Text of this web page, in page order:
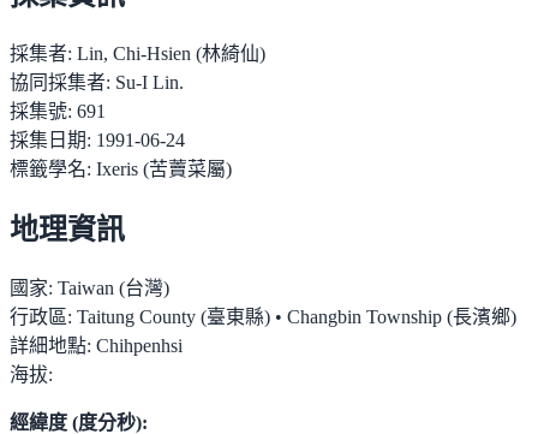
採集者: Lin, Chi-Hsien (林綺仙)
協同採集者: Su-I Lin.
採集號: 691
採集日期: 1991-06-24
標籤學名: Ixeris (苦藚菜屬)
地理資訊
國家: Taiwan (台灣)
行政區: Taitung County (臺東縣) • Changbin Township (長濱鄉)
詳細地點: Chihpenhsi
海拔:
經緯度 (度分秒):